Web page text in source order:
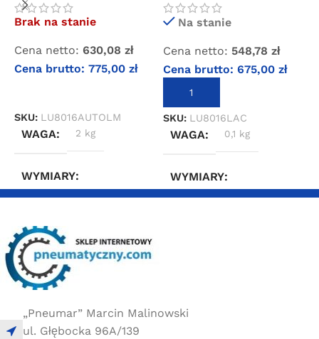
długim magazynkiem
Brak na stanie
Cena netto: 630,08 zł
Cena brutto: 775,00 zł
SKU: LU8016AUTOLM
WAGA 2 kg
WYMIARY
długim nosem
Na stanie
Cena netto: 548,78 zł
Cena brutto: 675,00 zł
DODAJ DO KOSZYKA
SKU: LU8016LAC
WAGA 0,1 kg
WYMIARY
„Pneumar” Marcin Malinowski
ul. Głębocka 96A/139